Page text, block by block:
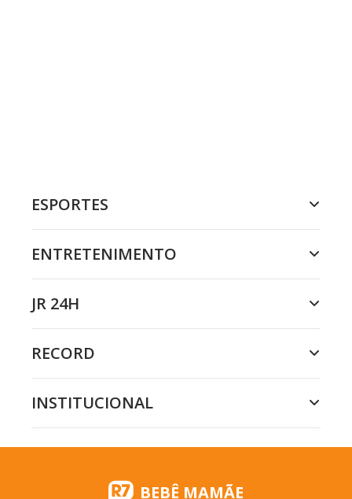
ESPORTES
ENTRETENIMENTO
JR 24H
RECORD
INSTITUCIONAL
BEBÊ MAMÃE